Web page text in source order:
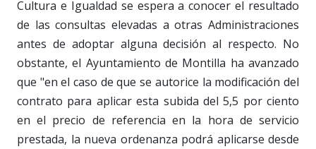
Cultura e Igualdad se espera a conocer el resultado
de las consultas elevadas a otras Administraciones
antes de adoptar alguna decisión al respecto. No
obstante, el Ayuntamiento de Montilla ha avanzado
que "en el caso de que se autorice la modificación del
contrato para aplicar esta subida del 5,5 por ciento
en el precio de referencia en la hora de servicio
prestada, la nueva ordenanza podrá aplicarse desde